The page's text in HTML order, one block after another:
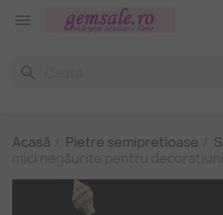

search
Acasă Pietre semipretioase
mici negăurite pentru